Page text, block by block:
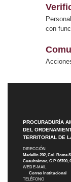
con
PROCURADURÍA
DEL
TERRITORIAL DE
DIRECCIÓN
Medellín 202, Col. Roma
Cuauhtémoc, C.P. 06700,
WEB E-MAIL
Correo Institucional
TELÉFONO